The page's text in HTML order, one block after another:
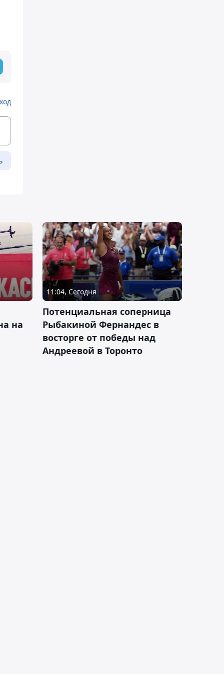
на
11:04, Сегодня
Потенциальная соперница
Рыбакиной Фернандес в
восторге от победы над
Андреевой в Торонто